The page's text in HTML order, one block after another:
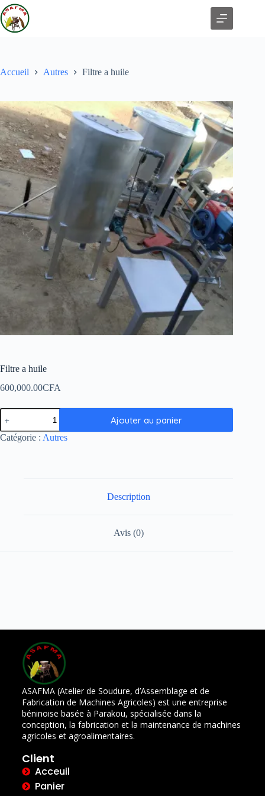
Accueil Autres Filtre a huile
Filtre a huile
600,000.00CFA
Ajouter au panier
Catégorie : Autres
Description
Avis (0)
ASAFMA (Atelier de Soudure, d’Assemblage et de
Fabrication de Machines Agricoles) est une entreprise
béninoise basée à Parakou, spécialisée dans la
conception, la fabrication et la maintenance de machines
agricoles et agroalimentaires.
Client
Acceuil
Panier